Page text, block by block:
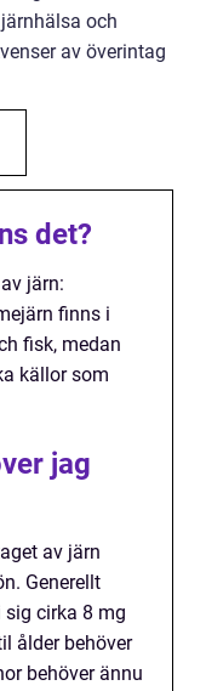
och
av överintag
det?
järn:
finns i
fisk, medan
källor som
jag
av järn
Generellt
cirka 8 mg
ålder behöver
behöver ännu